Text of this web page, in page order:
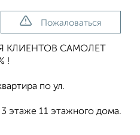
Пожаловаться
КЛИЕНТОВ САМОЛЕТ
!
по ул.
этаже 11 этажного дома.